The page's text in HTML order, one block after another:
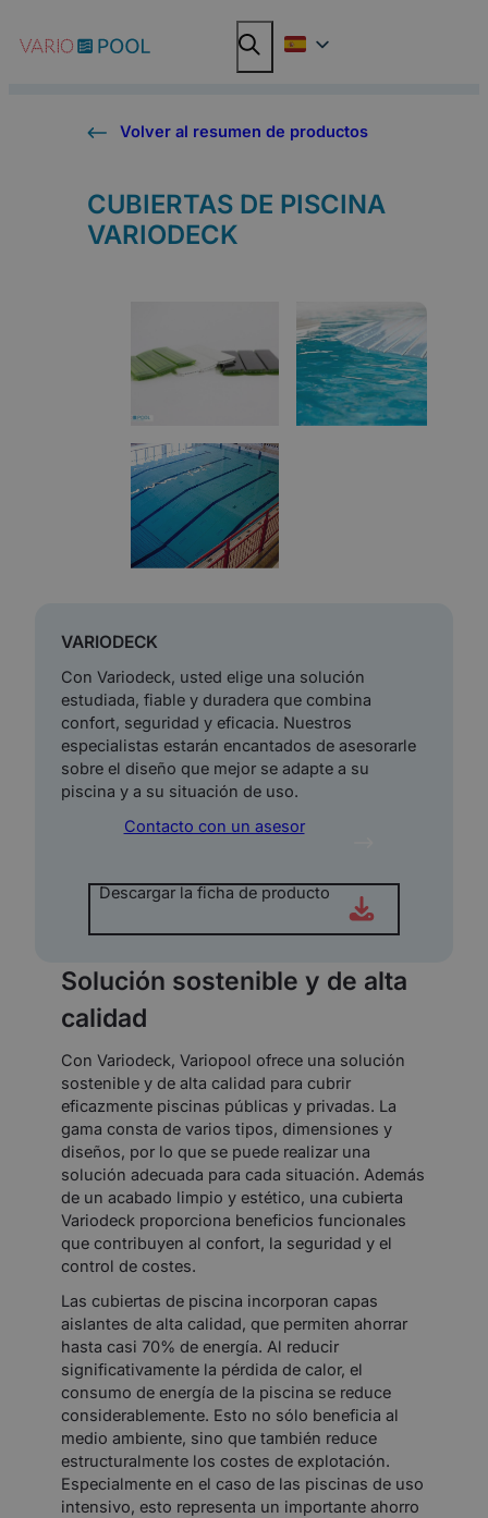
al
Buscar
en
Buscar
Volver al resumen de productos
CUBIERTAS DE PISCINA
VARIODECK
VARIODECK
Con Variodeck, usted elige una solución
estudiada, fiable y duradera que combina
confort, seguridad y eficacia. Nuestros
especialistas estarán encantados de asesorarle
sobre el diseño que mejor se adapte a su
piscina y a su situación de uso.
Contacto con un asesor
Descargar la ficha de producto
Solución sostenible y de alta
calidad
Con Variodeck, Variopool ofrece una solución
sostenible y de alta calidad para cubrir
eficazmente piscinas públicas y privadas. La
gama consta de varios tipos, dimensiones y
diseños, por lo que se puede realizar una
solución adecuada para cada situación. Además
de un acabado limpio y estético, una cubierta
Variodeck proporciona beneficios funcionales
que contribuyen al confort, la seguridad y el
control de costes.
Las cubiertas de piscina incorporan capas
aislantes de alta calidad, que permiten ahorrar
hasta casi 70% de energía. Al reducir
significativamente la pérdida de calor, el
consumo de energía de la piscina se reduce
considerablemente. Esto no sólo beneficia al
medio ambiente, sino que también reduce
estructuralmente los costes de explotación.
Especialmente en el caso de las piscinas de uso
intensivo, esto representa un importante ahorro